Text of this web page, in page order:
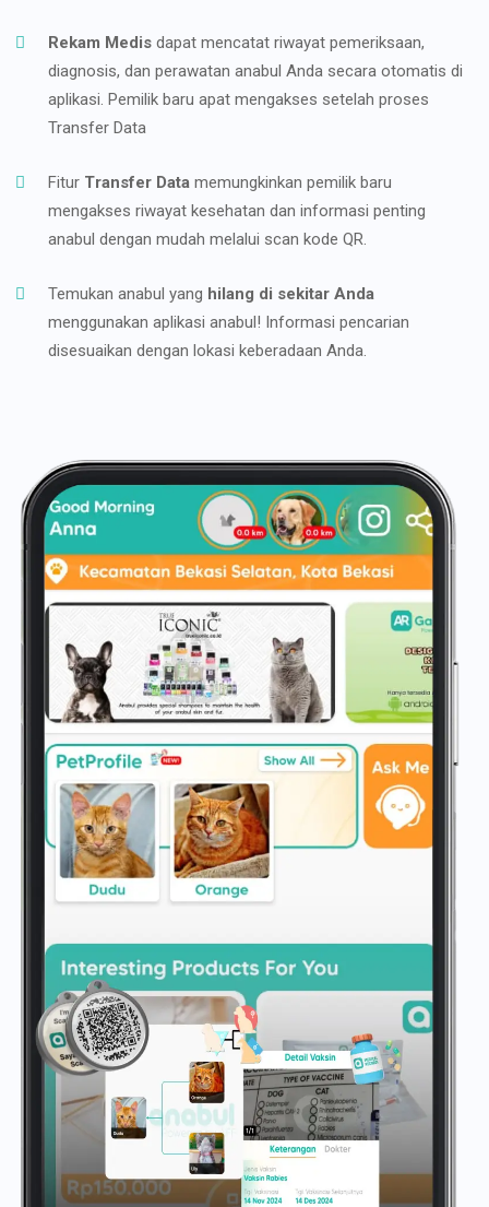
Rekam Medis dapat mencatat riwayat pemeriksaan,
diagnosis, dan perawatan anabul Anda secara otomatis di
aplikasi. Pemilik baru apat mengakses setelah proses
Transfer Data
Fitur Transfer Data memungkinkan pemilik baru
mengakses riwayat kesehatan dan informasi penting
anabul dengan mudah melalui scan kode QR.
Temukan anabul yang hilang di sekitar Anda
menggunakan aplikasi anabul! Informasi pencarian
disesuaikan dengan lokasi keberadaan Anda.